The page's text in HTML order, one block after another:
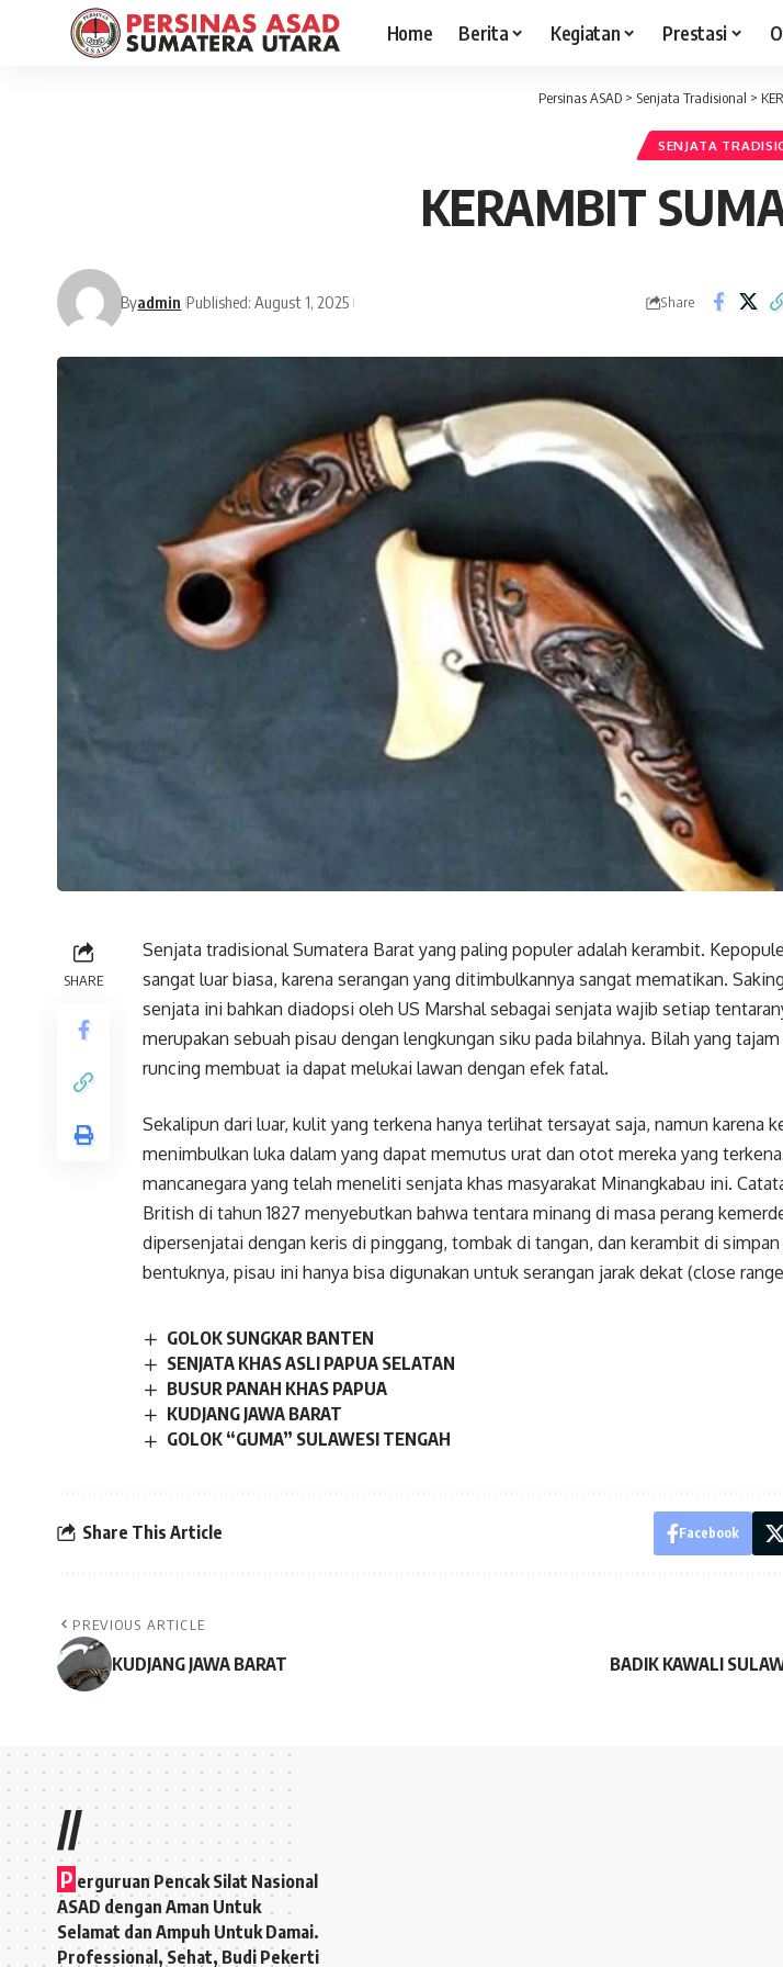
Home Berita Kegiatan Prestasi
Persinas ASAD > Senjata Tradisional >
SENJATA
KERAMBIT
Byadmin Published: August 1, 2025 Share
SHARE
Senjata tradisional Sumatera Barat yang paling populer adalah kerambit.
sangat luar biasa, karena serangan yang ditimbulkannya sangat mematikan.
senjata ini bahkan diadopsi oleh US Marshal sebagai senjata wajib setiap
merupakan sebuah pisau dengan lengkungan siku pada bilahnya. Bilah yang
runcing membuat ia dapat melukai lawan dengan efek fatal.
Sekalipun dari luar, kulit yang terkena hanya terlihat tersayat saja, namun karena
menimbulkan luka dalam yang dapat memutus urat dan otot mereka yang
mancanegara yang telah meneliti senjata khas masyarakat Minangkabau ini.
British di tahun 1827 menyebutkan bahwa tentara minang di masa perang
dipersenjatai dengan keris di pinggang, tombak di tangan, dan kerambit di simpan
bentuknya, pisau ini hanya bisa digunakan untuk serangan jarak dekat (close
GOLOK SUNGKAR BANTEN
SENJATA KHAS ASLI PAPUA SELATAN
BUSUR PANAH KHAS PAPUA
KUDJANG JAWA BARAT
GOLOK “GUMA” SULAWESI TENGAH
Share This Article Facebook
PREVIOUS ARTICLE
KUDJANG JAWA BARAT BADIK KAWALI
//
P erguruan Pencak Silat Nasional
ASAD dengan Aman Untuk
Selamat dan Ampuh Untuk Damai.
Professional, Sehat, Budi Pekerti